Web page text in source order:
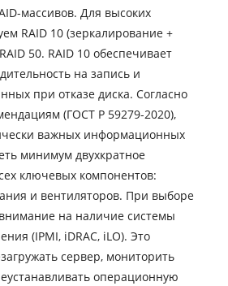
массивов. Для высоких
RAID 10 (зеркалирование +
50. RAID 10 обеспечивает
на запись и
при отказе диска. Согласно
(ГОСТ Р 59279-2020),
важных информационных
минимум двухкратное
ключевых компонентов:
и вентиляторов. При выборе
на наличие системы
(IPMI, iDRAC, iLO). Это
сервер, мониторить
операционную